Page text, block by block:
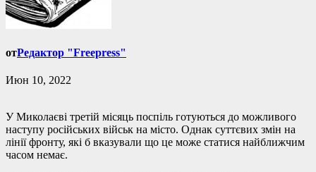
отРедактор "Freepress"
Июн 10, 2022
У Миколаєві третій місяць поспіль готуються до можливого
наступу російських військ на місто. Однак суттєвих змін на
лінії фронту, які б вказували що це може статися найближчим
часом немає.